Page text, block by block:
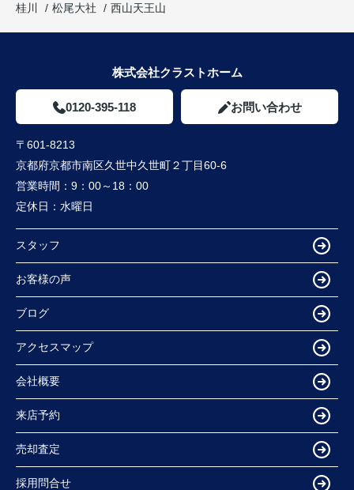
桂川
松尾大社 西山天王山
株式会社クラストホーム
0120-395-118 お問い合わせ
〒601-8213
京都府京都市南区久世中久世町２丁目60-6
営業時間： 9：00～18：00
定休日： 水曜日
スタッフ
お客様の声
ブログ
アクセスマップ
会社概要
来店予約
売却査定
採用問合せ